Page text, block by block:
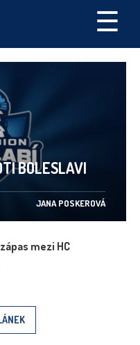
☰
BOLESLAVI
JANA POSKEROVÁ
mezi HC